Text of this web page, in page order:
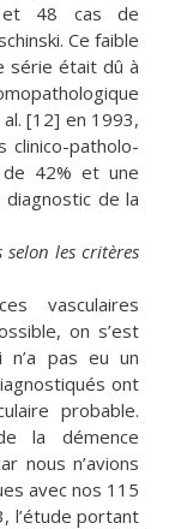
et 48 cas de
Ce faible
série était dû à
[12] en 1993,
clinico-patholo-
42% et une
de la
selon les critères
vasculaires
on s’est
n’a pas eu un
ont
probable.
la démence
nous n’avions
avec nos 115
l’étude portant